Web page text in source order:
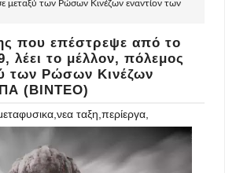
μεταξύ των Ρώσων Κινέζων εναντίον των
που επέστρεψε από το
λέει το μέλλον, πόλεμος
των Ρώσων Κινέζων
(ΒΙΝΤΕΟ)
ταξη,περίεργα,